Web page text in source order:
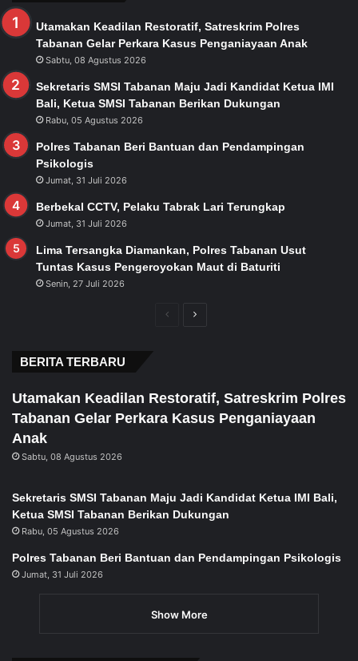
Utamakan Keadilan Restoratif, Satreskrim Polres
Tabanan Gelar Perkara Kasus Penganiayaan Anak
Sabtu, 08 Agustus 2026
Sekretaris SMSI Tabanan Maju Jadi Kandidat Ketua IMI
Bali, Ketua SMSI Tabanan Berikan Dukungan
Rabu, 05 Agustus 2026
Polres Tabanan Beri Bantuan dan Pendampingan
Psikologis
Jumat, 31 Juli 2026
Berbekal CCTV, Pelaku Tabrak Lari Terungkap
Jumat, 31 Juli 2026
Lima Tersangka Diamankan, Polres Tabanan Usut
Tuntas Kasus Pengeroyokan Maut di Baturiti
Senin, 27 Juli 2026
PreviousNext
BERITA TERBARU
Utamakan Keadilan Restoratif, Satreskrim Polres
Tabanan Gelar Perkara Kasus Penganiayaan
Anak
Sabtu, 08 Agustus 2026
Sekretaris SMSI Tabanan Maju Jadi Kandidat Ketua IMI Bali,
Ketua SMSI Tabanan Berikan Dukungan
Rabu, 05 Agustus 2026
Polres Tabanan Beri Bantuan dan Pendampingan Psikologis
Jumat, 31 Juli 2026
Show More